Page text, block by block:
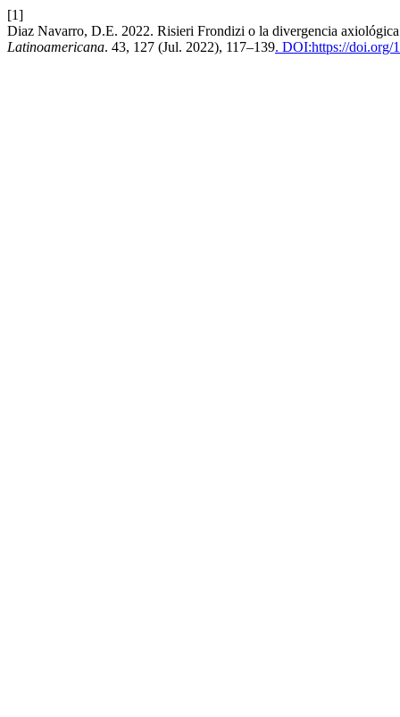
[1]
Diaz Navarro, D.E. 2022. Risieri Frondizi o la divergencia
Latinoamericana. 43, 127 (Jul. 2022), 117–139. DOI:https://doi.org/